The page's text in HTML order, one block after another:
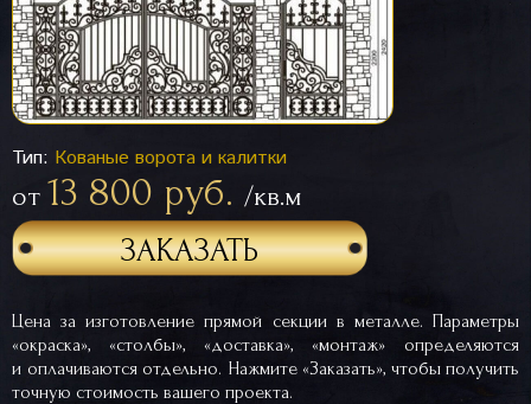
Тип: Кованые ворота и калитки
от 13 800 руб. /кв.м
ЗАКАЗАТЬ
Цена за изготовление прямой секции в металле. Параметры
«окраска», «столбы», «доставка», «монтаж» определяются
и оплачиваются отдельно. Нажмите «Заказать», чтобы получить
точную стоимость вашего проекта.